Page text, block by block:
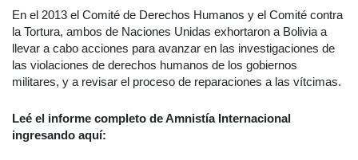
En el 2013 el Comité de Derechos Humanos y el Comité contra
la Tortura, ambos de Naciones Unidas exhortaron a Bolivia a
llevar a cabo acciones para avanzar en las investigaciones de
las violaciones de derechos humanos de los gobiernos
militares, y a revisar el proceso de reparaciones a las vítcimas.
Leé el informe completo de Amnistía Internacional
ingresando aquí: